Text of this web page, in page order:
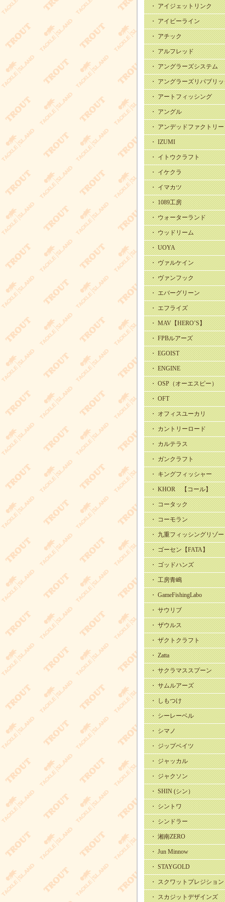
・ アイジェットリンク
・ アイビーライン
・ アチック
・ アルフレッド
・ アングラーズシステム
・ アングラーズリパブリ
・ アートフィッシング
・ アングル
・ アンデッドファクトリー
・ IZUMI
・ イトウクラフト
・ イケクラ
・ イマカツ
・ 1089工房
・ ウォーターランド
・ ウッドリーム
・ UOYA
・ ヴァルケイン
・ ヴァンフック
・ エバーグリーン
・ エフライズ
・ MAV【HERO’S】
・ FPBルアーズ
・ EGOIST
・ ENGINE
・ OSP（オーエスピー）
・ OFT
・ オフィスユーカリ
・ カントリーロード
・ カルテラス
・ ガンクラフト
・ キングフィッシャー
・ KHOR 【コール】
・ コータック
・ コーモラン
・ 九重フィッシングリゾ
・ ゴーセン【FATA】
・ ゴッドハンズ
・ 工房青嶋
・ GameFishingLabo
・ サウリブ
・ ザウルス
・ ザクトクラフト
・ Zatta
・ サクラマススプーン
・ サムルアーズ
・ しもつけ
・ シーレーベル
・ シマノ
・ ジップベイツ
・ ジャッカル
・ ジャクソン
・ SHIN (シン）
・ シントワ
・ シンドラー
・ 湘南ZERO
・ Jun Minnow
・ STAYGOLD
・ スクワットプレジション
・ スカジットデザインズ